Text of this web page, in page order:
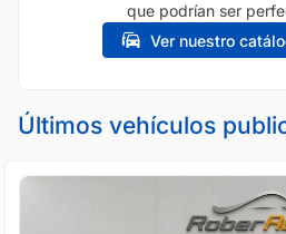
que podrían ser
Ver nuestro
Últimos vehículos